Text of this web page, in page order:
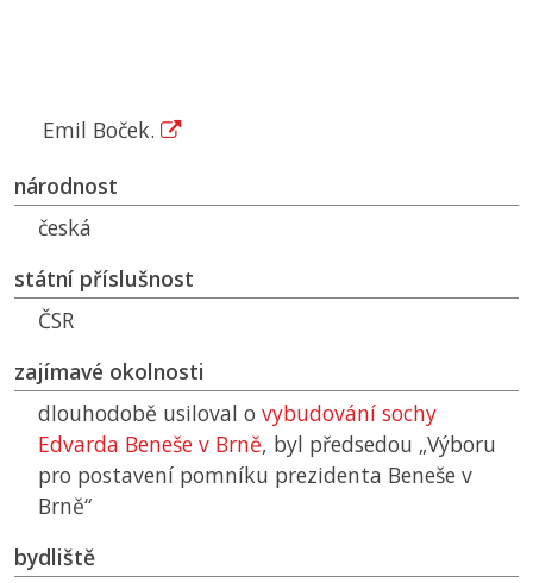
Emil Boček.
národnost
česká
státní příslušnost
ČSR
zajímavé okolnosti
dlouhodobě usiloval o vybudování sochy
Edvarda Beneše v Brně, byl předsedou „Výboru
pro postavení pomníku prezidenta Beneše v
Brně“
bydliště